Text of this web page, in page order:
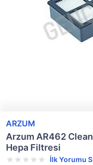
ARZUM
Arzum AR462
Hepa Filtresi
İlk Yorumu